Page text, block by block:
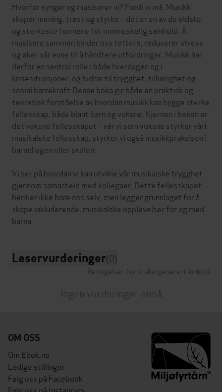
Hvorfor synger og musiserer vi? Fordi vi må. Musikk
skaper mening, trøst og styrke – det er en av de eldste
og sterkeste formene for menneskelig samhold. Å
musisere sammen binder oss tettere, reduserer stress
og øker vår evne til å håndtere utfordringer. Musikk har
derfor en sentral rolle i både hverdagen og i
krisesituasjoner, og bidrar til trygghet, tilhørighet og
sosial bærekraft.Denne boka gir både en praktisk og
teoretisk forståelse av hvordan musikk kan bygge sterke
fellesskap, både blant barn og voksne. Kjernen i boken er
det voksne fellesskapet – når vi som voksne styrker vårt
musikalske fellesskap, styrker vi også musikkpraksisen i
barnehagen eller skolen.
Vi ser på hvordan vi kan utvikle vår musikalske trygghet
gjennom samarbeid med kollegaer. Dette fellesskapet
beriker ikke bare oss selv, men legger grunnlaget for å
skape inkluderende, musikalske opplevelser for og med
Leservurderinger(0)
Betingelser for brukergenerert innhold
Ingen vurderinger ennå
OM OSS
Om Ebok.no
Ledige stillinger
Følg oss på Facebook